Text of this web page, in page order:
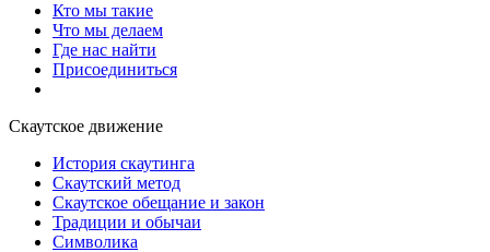
Кто мы такие
Что мы делаем
Где нас найти
Присоединиться
Скаутское движение
История скаутинга
Скаутский метод
Скаутское обещание и закон
Традиции и обычаи
Символика